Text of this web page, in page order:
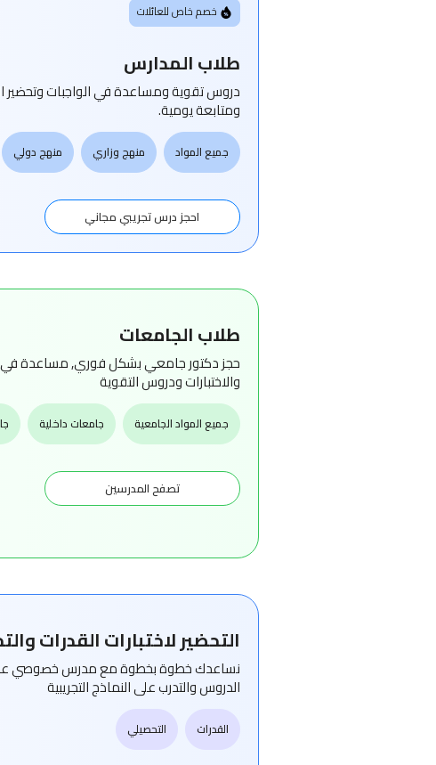
خصم خاص للعائلات
طلاب المدارس
دروس تقوية ومساعدة في الواجبات وتحضير
ومتابعة يومية.
جميع المواد منهج وزاري منهج دولي
احجز درس تجريبي مجاني
طلاب الجامعات
حجز دكتور جامعي بشكل فوري, مساعدة في
والاختبارات ودروس التقوية
جميع المواد الجامعية جامعات داخلية
تصفح المدرسين
التحضير لاختبارات القدرات
نساعدك خطوة بخطوة مع مدرس خصوصي
الدروس والتدرب على النماذج التجريبية
القدرات التحصيلي